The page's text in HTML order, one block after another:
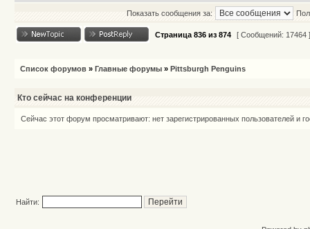
Показать сообщения за:
Страница 836 из 874 [ Сообщений: 17464
Список форумов » Главные форумы » Pittsburgh Penguins
Кто сейчас на конференции
Сейчас этот форум просматривают: нет зарегистрированных пользователей и
Найти: